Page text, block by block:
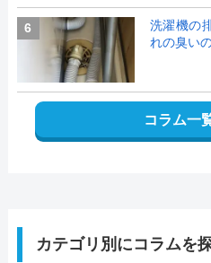
6
洗濯機の
れの臭い
コラム一
カテゴリ別にコラムを